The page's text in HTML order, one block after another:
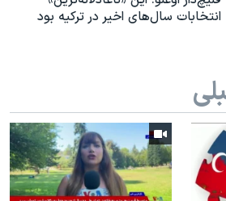
انتخابات سال‌های اخیر در ترکیه بود